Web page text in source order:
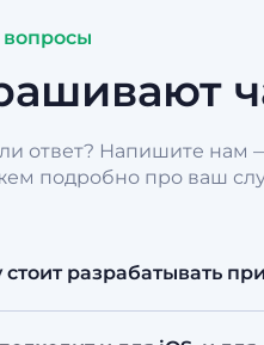
ответ? Напишите нам
подробно про ваш
стоит разрабатывать